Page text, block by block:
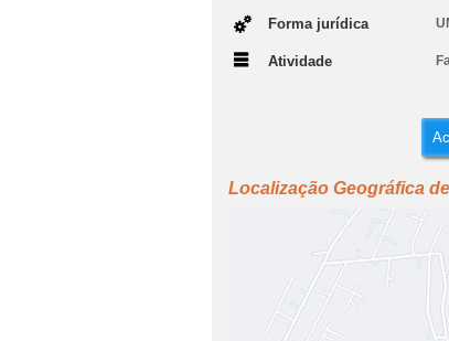
Forma jurídica
Atividade
Localização Geográfica